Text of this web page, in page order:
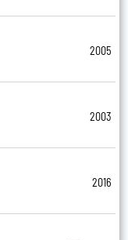
2005
2003
2016